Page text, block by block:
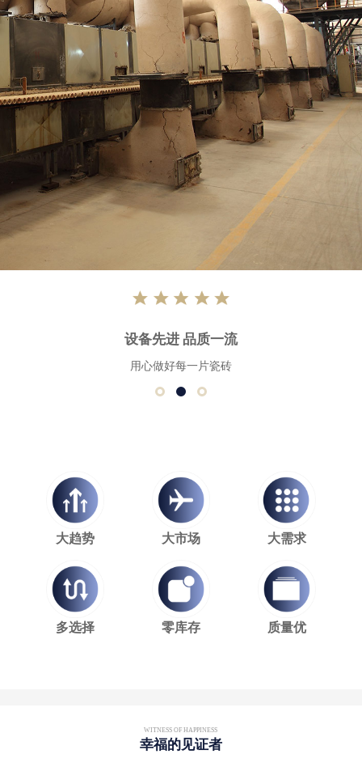
设备先进 品质一流
用心做好每一片瓷砖
大趋势 大市场 大需求
多选择 零库存 质量优
WITNESS OF HAPPINESS
幸福的见证者